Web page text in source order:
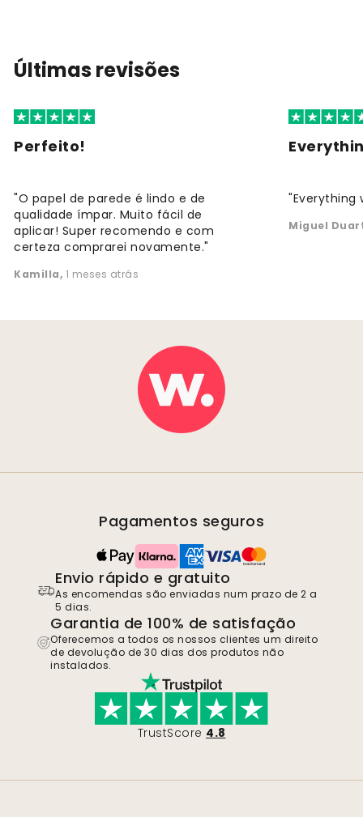
Últimas revisões
Perfeito!
"O papel de parede é lindo e de
qualidade ímpar. Muito fácil de
aplicar! Super recomendo e com
certeza comprarei novamente."
Kamilla, 1 meses atrás
"Everything
Miguel
Pagamentos seguros
Envio rápido e gratuito
As encomendas são enviadas num prazo de 2 a
5 dias.
Garantia de 100% de satisfação
Oferecemos a todos os nossos clientes um direito
de devolução de 30 dias dos produtos não
instalados.
TrustScore 4.8